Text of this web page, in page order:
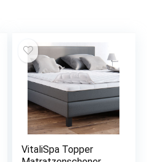
VitaliSpa Topper